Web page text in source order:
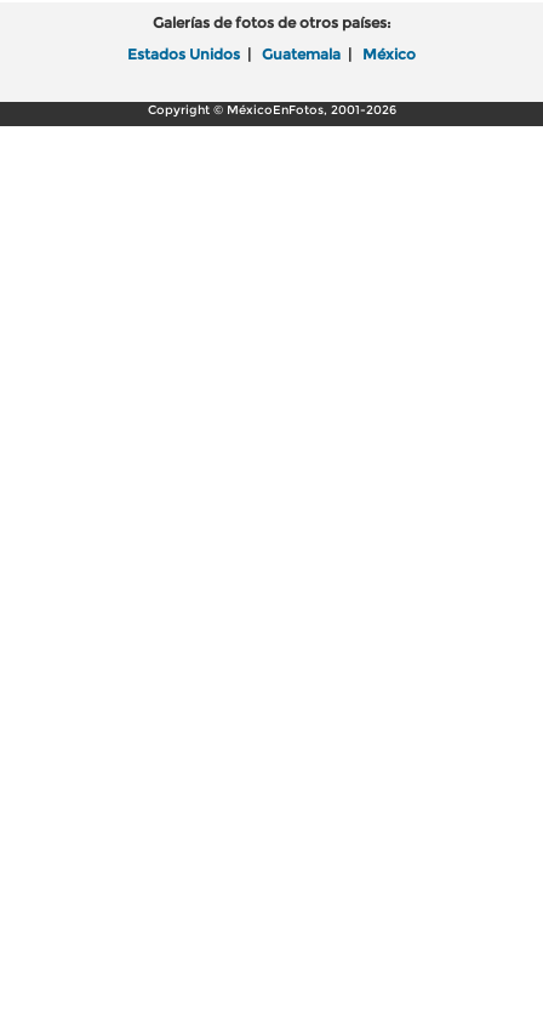
Galerías de fotos de otros países:
Estados Unidos | Guatemala | México
Copyright © MéxicoEnFotos, 2001-2026